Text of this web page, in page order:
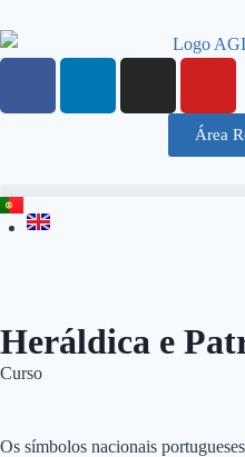
Área
Heráldica e
Curso
Os símbolos nacionais